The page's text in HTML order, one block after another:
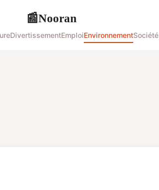
📰Nooran
DivertissementEmploiEnvironnementSociété